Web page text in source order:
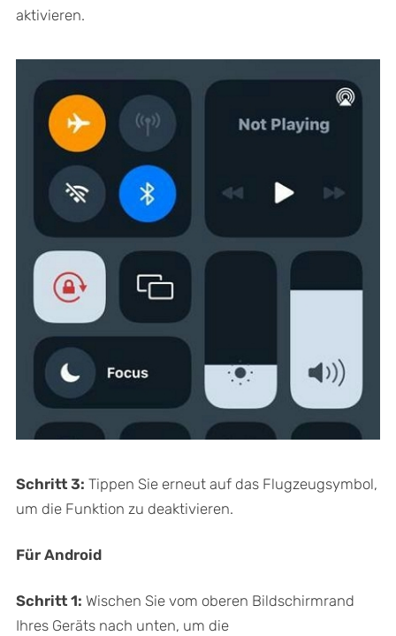
aktivieren.
Schritt 3: Tippen Sie erneut auf das Flugzeugsymbol,
um die Funktion zu deaktivieren.
Für Android
Schritt 1: Wischen Sie vom oberen Bildschirmrand
Ihres Geräts nach unten, um die